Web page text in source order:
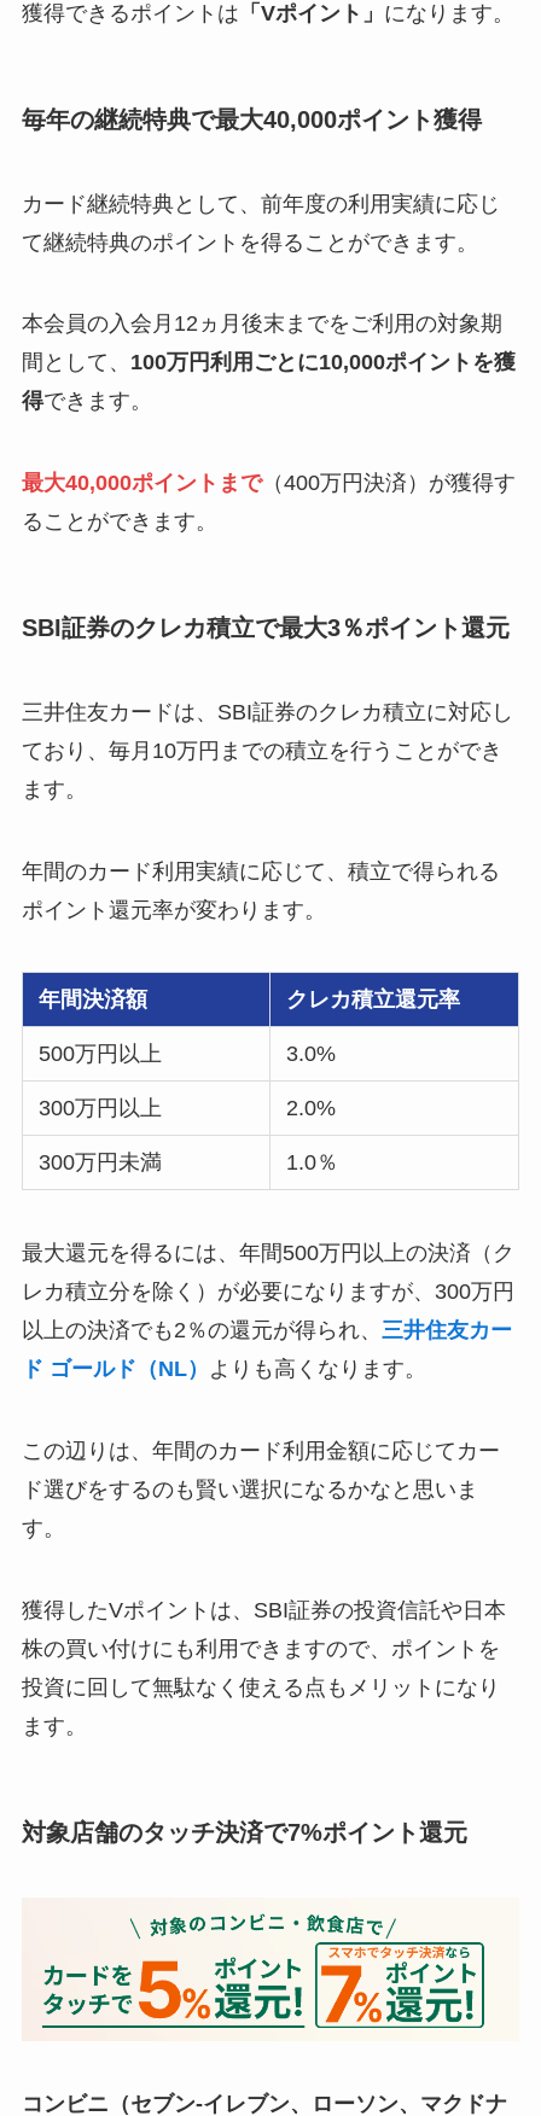
獲得できるポイントは 「Vポイント」 になります。
毎年の継続特典で最大40,000ポイント獲得
カード継続特典として、前年度の利用実績に応じ
て継続特典のポイントを得ることができます。
本会員の入会月12ヵ月後末までをご利用の対象期
間として、 100万円利用ごとに10,000ポイントを獲
得できます。
最大40,000ポイントまで（400万円決済）が獲得す
ることができます。
SBI証券のクレカ積立で最大3％ポイント還元
三井住友カードは、SBI証券のクレカ積立に対応し
ており、毎月10万円までの積立を行うことができ
ます。
年間のカード利用実績に応じて、積立で得られる
ポイント還元率が変わります。
年間決済額 クレカ積立還元率
500万円以上 3.0%
300万円以上 2.0%
300万円未満 1.0％
最大還元を得るには、年間500万円以上の決済（ク
レカ積立分を除く）が必要になりますが、300万円
以上の決済でも2％の還元が得られ、 三井住友カー
ド ゴールド（NL）
よりも高くなります。
この辺りは、年間のカード利用金額に応じてカー
ド選びをするのも賢い選択になるかなと思いま
す。
獲得したVポイントは、SBI証券の投資信託や日本
株の買い付けにも利用できますので、ポイントを
投資に回して無駄なく使える点もメリットになり
ます。
対象店舗のタッチ決済で7%ポイント還元
コンビニ（セブン-イレブン、ローソン、マクドナ